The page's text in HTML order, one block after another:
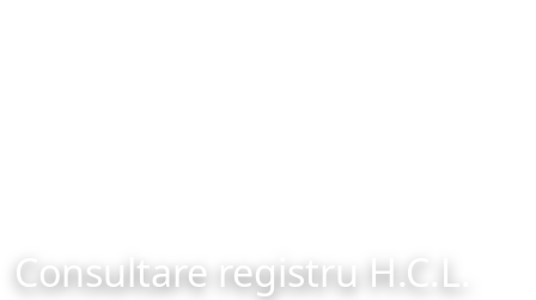
Consultare registru H.C.L.